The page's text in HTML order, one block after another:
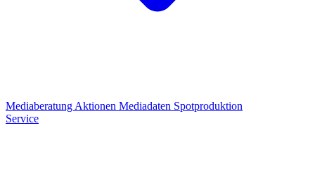
Mediaberatung Aktionen Mediadaten Spotproduktion
Service